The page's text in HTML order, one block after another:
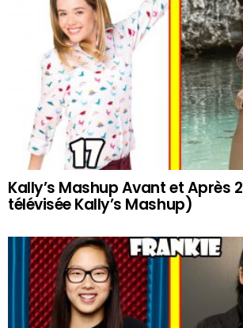
Kally’s Mashup Avant et Après
télévisée Kally’s Mashup)